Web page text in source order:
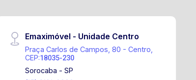
Emaximóvel - Unidade Centro
Praça Carlos de Campos, 80 - Centro,
CEP:18035-230
Sorocaba - SP